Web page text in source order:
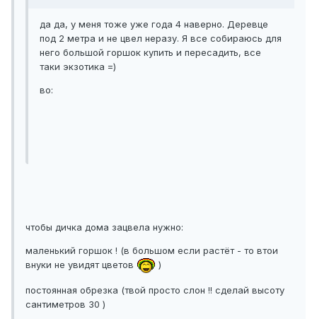
да да, у меня тоже уже года 4 наверно. Деревце
под 2 метра и не цвел неразу. Я все собираюсь для
него большой горшок купить и пересадить, все
таки экзотика =)
во:
чтобы дичка дома зацвела нужно:
маленький горшок ! (в большом если растёт - то втои
внуки не увидят цветов
)
постоянная обрезка (твой просто слон !! сделай высоту
сантиметров 30 )